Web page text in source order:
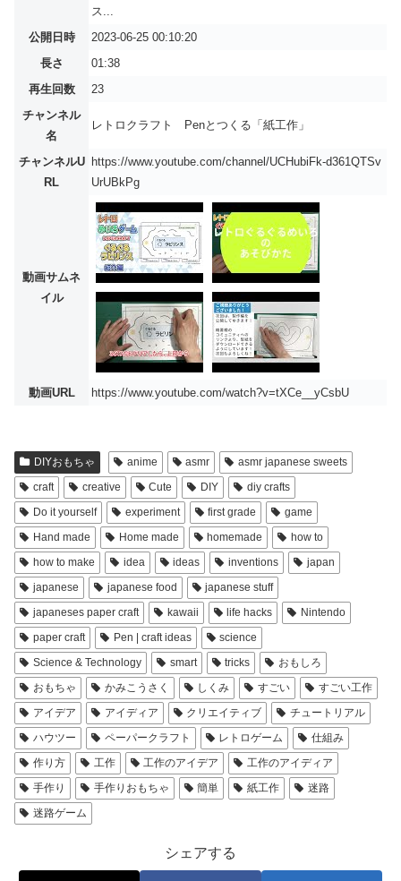
ス...
公開日時
2023-06-25 00:10:20
長さ
01:38
再生回数
23
チャンネル
名
レトロクラフト Penとつくる「紙工作」
チャンネルU
RL
https://www.youtube.com/channel/UCHubiFk-d361QTSv
UrUBkPg
動画サムネ
イル
動画URL https://www.youtube.com/watch?v=tXCe__yCsbU
DIYおもちゃ anime asmr
asmr japanese sweets
craft
creative Cute DIY
diy crafts
Do it yourself
experiment first grade
game
Hand made
Home made homemade
how to
how to make
idea ideas inventions
japan
japanese
japanese food
japanese stuff
japaneses paper craft
kawaii life hacks
Nintendo
paper craft
Pen | craft ideas
science
Science & Technology
smart tricks
おもしろ
おもちゃ
かみこうさく しくみ すごい
すごい工作
アイデア
アイディア クリエイティブ
チュートリアル
ハウツー
ペーパークラフト レトロゲーム
仕組み
作り方
工作 工作のアイデア
工作のアイディア
手作り
手作りおもちゃ 簡単 紙工作
迷路
迷路ゲーム
シェアする